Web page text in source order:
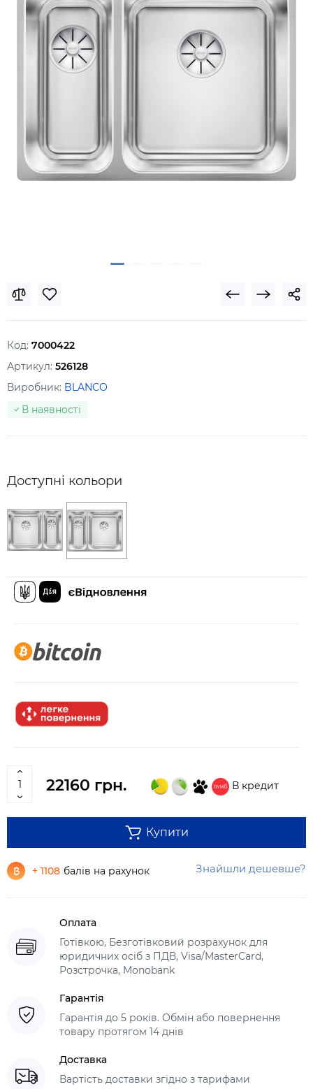
Код: 7000422
Артикул: 526128
Виробник: BLANCO
В наявності
Доступні кольори
22160 грн. В кредит
Купити
+ 1108 балів на рахунок Знайшли дешевше?
Оплата
Готівкою, Безготівковий розрахунок для
юридичних осіб з ПДВ, Visa/MasterCard,
Розстрочка, Monobank
Гарантія
Гарантія до 5 років. Обмін або повернення
товару протягом 14 днів
Доставка
Вартість доставки згідно з тарифами